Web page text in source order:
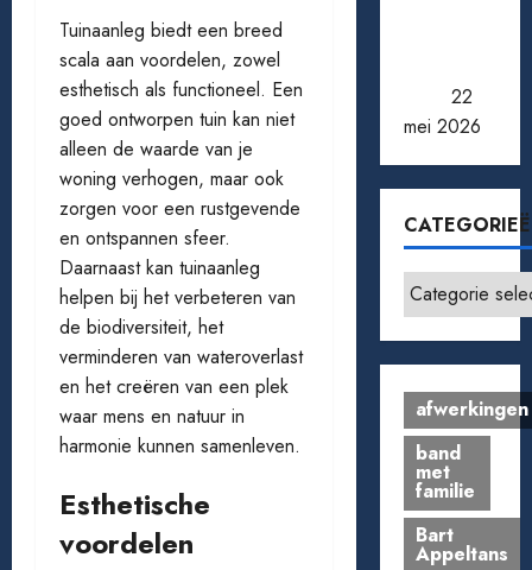
Tuinaanleg biedt een breed
scala aan voordelen, zowel
esthetisch als functioneel. Een
goed ontworpen tuin kan niet
alleen de waarde van je
woning verhogen, maar ook
zorgen voor een rustgevende
en ontspannen sfeer.
Daarnaast kan tuinaanleg
helpen bij het verbeteren van
de biodiversiteit, het
verminderen van wateroverlast
en het creëren van een plek
waar mens en natuur in
harmonie kunnen samenleven.
Esthetische
voordelen
22
mei 2026
Categorieën
afwerkingen
band
met
familie
Bart
Appeltans